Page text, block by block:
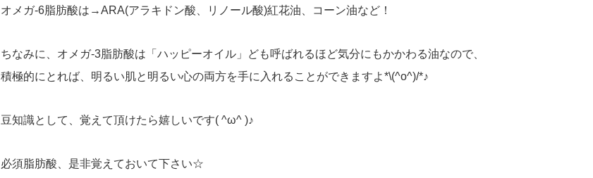
オメガ-6脂肪酸は→ARA(アラキドン酸、リノール酸)紅花油、コーン油など！
ちなみに、オメガ-3脂肪酸は「ハッピーオイル」ども呼ばれるほど気分にもかかわる油なので、
積極的にとれば、明るい肌と明るい心の両方を手に入れることができますよ*\(^o^)/*♪
豆知識として、覚えて頂けたら嬉しいです( ^ω^ )♪
必須脂肪酸、是非覚えておいて下さい☆